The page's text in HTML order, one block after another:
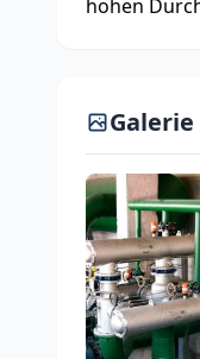
hohen
Galerie